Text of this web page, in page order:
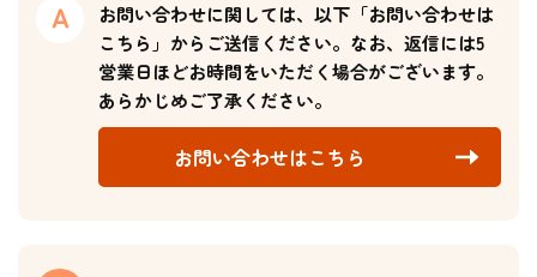
お問い合わせに関しては、以下「お問い合わせは
こちら」からご送信ください。なお、返信には5
営業日ほどお時間をいただく場合がございます。
あらかじめご了承ください。
お問い合わせはこちら